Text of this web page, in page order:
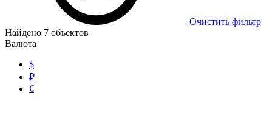
Очистить фильтр
Найдено 7 объектов
Валюта
$
₽
€